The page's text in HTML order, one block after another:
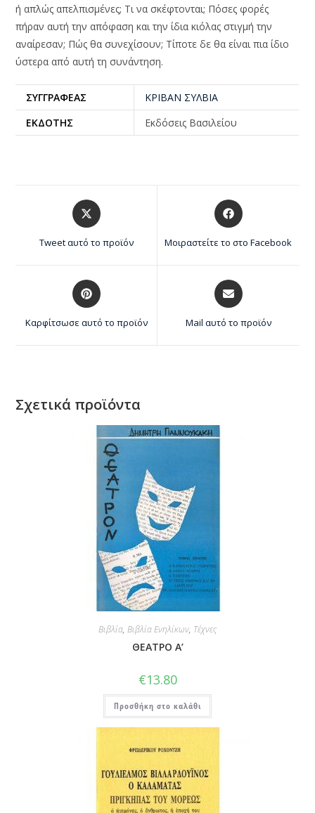
ή απλώς απελπισμένες; Τι να σκέφτονται; Πόσες φορές
πήραν αυτή την απόφαση και την ίδια κιόλας στιγμή την
αναίρεσαν; Πώς θα συνεχίσουν; Τίποτε δε θα είναι πια ίδιο
ύστερα από αυτή τη συνάντηση.
ΣΥΓΓΡΑΦΕΑΣ
ΚΡΙΒΑΝ ΣΥΛΒΙΑ
ΕΚΔΟΤΗΣ
Εκδόσεις Βασιλείου
Tweet αυτό το προϊόν Μοιραστείτε το στο Facebook
Καρφίτσωσε αυτό το προϊόν Mail αυτό το προϊόν
Σχετικά προϊόντα
Βιβλία, Βιβλία Ενηλίκων, Τέχνες
ΘΕΑΤΡΟ Α’
€13.80
Προσθήκη στο καλάθι